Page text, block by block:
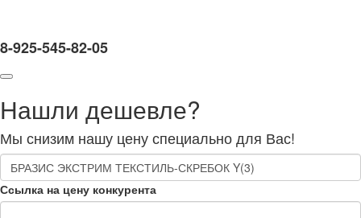
8-925-545-82-05
Нашли дешевле?
Мы снизим нашу цену специально для Вас!
Ссылка на цену конкурента